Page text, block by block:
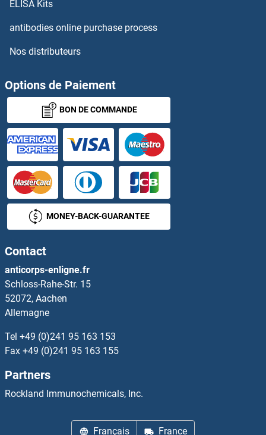
IFIH1 Kits ELISA
IFIT1 Kits ELISA
IFITM2 Kits ELISA
IFITM3 Kits ELISA
IFNA Kits ELISA
IFNA10 Kits ELISA
IFNA13 Kits ELISA
IFNa14 Kits ELISA
IFNA2 Kits ELISA
IFNA4 Kits ELISA
IFNA5 Kits ELISA
IFNA6 Kits ELISA
IFNA7 Kits ELISA
IFNAR1 Kits ELISA
ELISA Kits
antibodies online purchase process
Nos distributeurs
Options de Paiement
BON DE COMMANDE
MONEY-BACK-GUARANTEE
Contact
anticorps-enligne.fr
Schloss-Rahe-Str. 15
52072, Aachen
Allemagne
Tel +49 (0)241 95 163 153
Fax +49 (0)241 95 163 155
Partners
Rockland Immunochemicals, Inc.
Français France